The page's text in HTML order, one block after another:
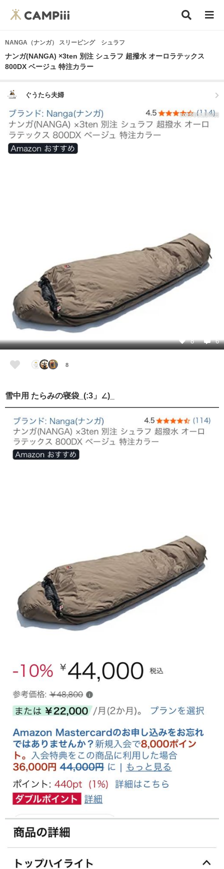
NANGA（ナンガ） スリーピング シュラフ
ナンガ(NANGA) ×3ten 別注 シュラフ 超撥水 オーロラテックス
800DX ベージュ 特注カラー
ぐうたら夫婦
2025年11月30日
8 6
8
雪中用 たらみの寝袋_(:3」∠)_